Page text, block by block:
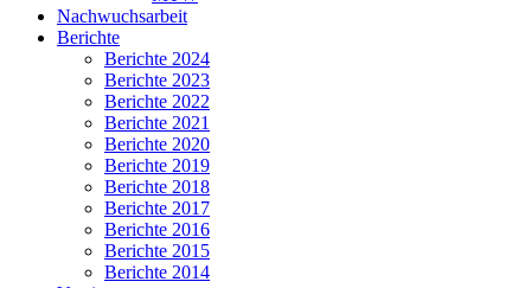
Nachwuchsarbeit
Berichte
Berichte 2024
Berichte 2023
Berichte 2022
Berichte 2021
Berichte 2020
Berichte 2019
Berichte 2018
Berichte 2017
Berichte 2016
Berichte 2015
Berichte 2014